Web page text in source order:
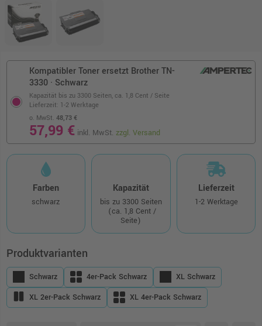
Kompatibler Toner ersetzt Brother TN-
3330 · Schwarz
Kapazität bis zu 3300 Seiten, ca. 1,8 Cent / Seite
o. MwSt.48,73 €
57,99 € inkl. MwSt.zzgl. Versand
Lieferzeit: 1-2 Werktage
Farben
schwarz
Kapazität
bis zu 3300 Seiten
(ca. 1,8 Cent /
Seite)
Lieferzeit
1-2 Werktage
Produktvarianten
Schwarz 4er-Pack Schwarz
XL Schwarz
XL 2er-Pack Schwarz
XL 4er-Pack Schwarz